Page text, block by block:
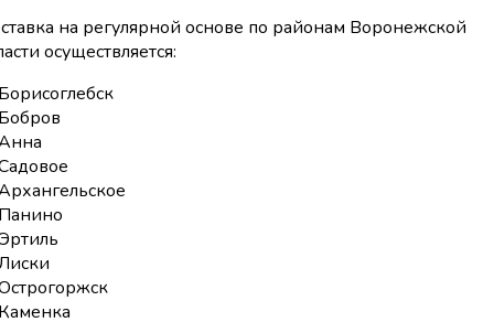
на регулярной основе по районам Воронежской
осуществляется: